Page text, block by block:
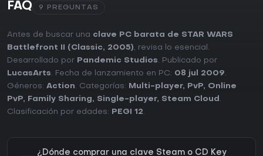
FAQ 9 PREGUNTAS
Antes de buscar una clave PC barata de STAR WARS
Battlefront II (Classic, 2005), revisa lo esencial.
Desarrollado por Pandemic Studios. Publicado por
LucasArts. Fecha de lanzamiento en PC: 08 jul 2009.
Géneros: Action. Categorías: Multi-player, PvP, Online
PvP, Family Sharing, Single-player, Steam Cloud .
Clasificación por edades:
PEGI 12.
¿Dónde comprar una clave Steam o CD Key